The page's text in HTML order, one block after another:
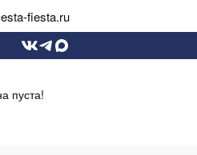
fiesta.ru
пуста!